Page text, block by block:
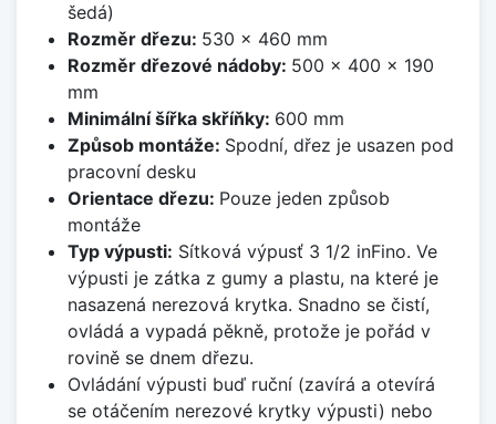
šedá)
Rozměr dřezu: 530 x 460 mm
Rozměr dřezové nádoby: 500 x 400 x 190
mm
Minimální šířka skříňky: 600 mm
Způsob montáže: Spodní, dřez je usazen pod
pracovní desku
Orientace dřezu: Pouze jeden způsob
montáže
Typ výpusti: Sítková výpusť 3 1/2 inFino. Ve
výpusti je zátka z gumy a plastu, na které je
nasazená nerezová krytka. Snadno se čistí,
ovládá a vypadá pěkně, protože je pořád v
rovině se dnem dřezu.
Ovládání výpusti buď ruční (zavírá a otevírá
se otáčením nerezové krytky výpusti) nebo